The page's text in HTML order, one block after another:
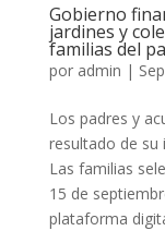
Gobierno
jardines y
familias del
por admin |
Los padres y
resultado de su
Las familias
15 de
plataforma